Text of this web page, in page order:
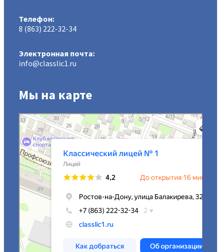
Телефон:
8 (863) 222-32-34
Электронная почта:
info@classlic1.ru
Мы на карте
МАОУ Классический лицей № 1
Лицей в Ростове‑на‑Дону